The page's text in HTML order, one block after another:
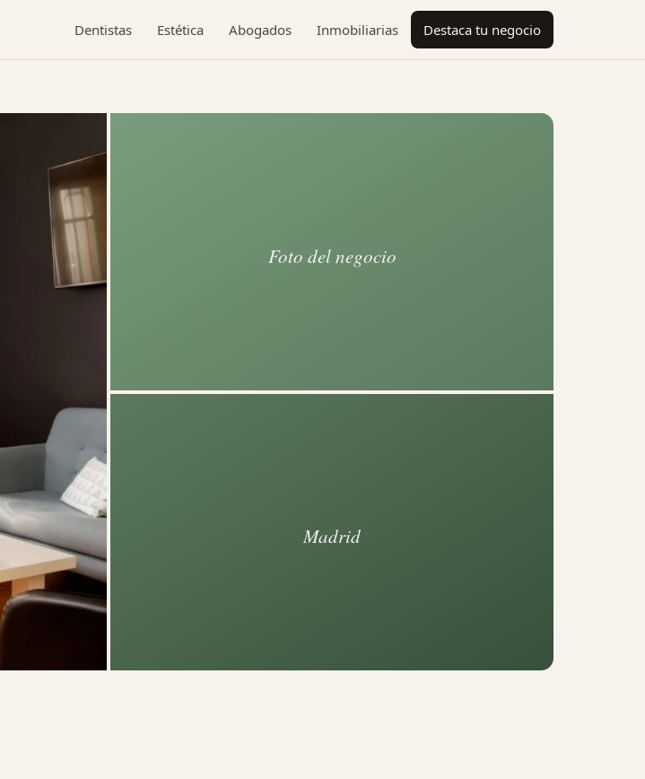
Dentistas Estética Abogados Inmobiliarias Destaca tu negocio